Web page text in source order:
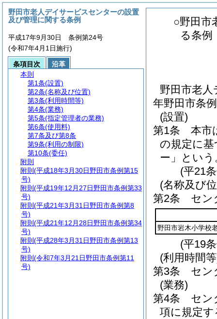
○野田市
る条例
野田市老
年野田市条
(設置)
第1条
本市
の規定に
ー」という
(平21
(名称及び
第2条
セン
野田市岩木小学校
(平19
(利用時間
第3条
セン
(業務)
第4条
セン
項に規定
野田市老人デイサービスセンターの設置
及び管理に関する条例
平成17年9月30日 条例第24号
(令和7年4月1日施行)
条項目次
沿革
本則
第1条(設置)
第2条(名称及び位置)
第3条(利用時間等)
第4条(業務)
第5条(指定管理者の業務)
第6条(使用料)
第7条及び第8条
第9条(利用の制限)
第10条(委任)
附則
附則 (平成18年3月30日野田市条例第15
号)
附則 (平成19年12月27日野田市条例第33
号)
附則 (平成21年3月31日野田市条例第8
号)
附則 (平成21年12月28日野田市条例第34
号)
附則 (平成28年3月31日野田市条例第13
号)
附則 (令和7年3月21日野田市条例第11
号)